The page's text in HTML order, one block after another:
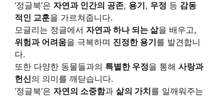
‘정글북’은 자연과 인간의 공존, 용기 , 우정 등 감동
적인 교훈을 가르쳐줍니다.
모글리는 정글에서 자연과 하나 되는 삶을 배우고,
위험과 어려움을 극복하며 진정한 용기 를 발견합니
다.
또한 다양한 동물들과의 특별한 우정을 통해 사랑과
헌신의 의미를 깨닫습니다.
‘정글북’은 자연의 소중함과 삶의 가치 를 일깨워주는